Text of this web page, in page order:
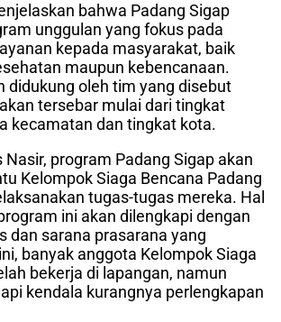
bahwa Padang Sigap
unggulan yang fokus pada
kepada masyarakat, baik
maupun kebencanaan.
didukung oleh tim yang disebut
tersebar mulai dari tingkat
kecamatan dan tingkat kota.
program Padang Sigap akan
Kelompok Siaga Bencana Padang
tugas-tugas mereka. Hal
ini akan dilengkapi dengan
dan sarana prasarana yang
banyak anggota Kelompok Siaga
bekerja di lapangan, namun
kendala kurangnya perlengkapan